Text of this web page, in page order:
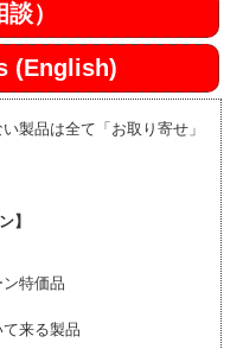
）
(English)
製品は全て「お取り寄せ」
】
特価品
来る製品